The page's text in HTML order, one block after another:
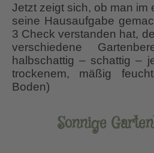
Jetzt zeigt sich, ob man im
seine Hausaufgabe
3 Check verstanden hat,
verschiedene
halbschattig – schattig –
trockenem, mäßig
Boden)
Sonnige